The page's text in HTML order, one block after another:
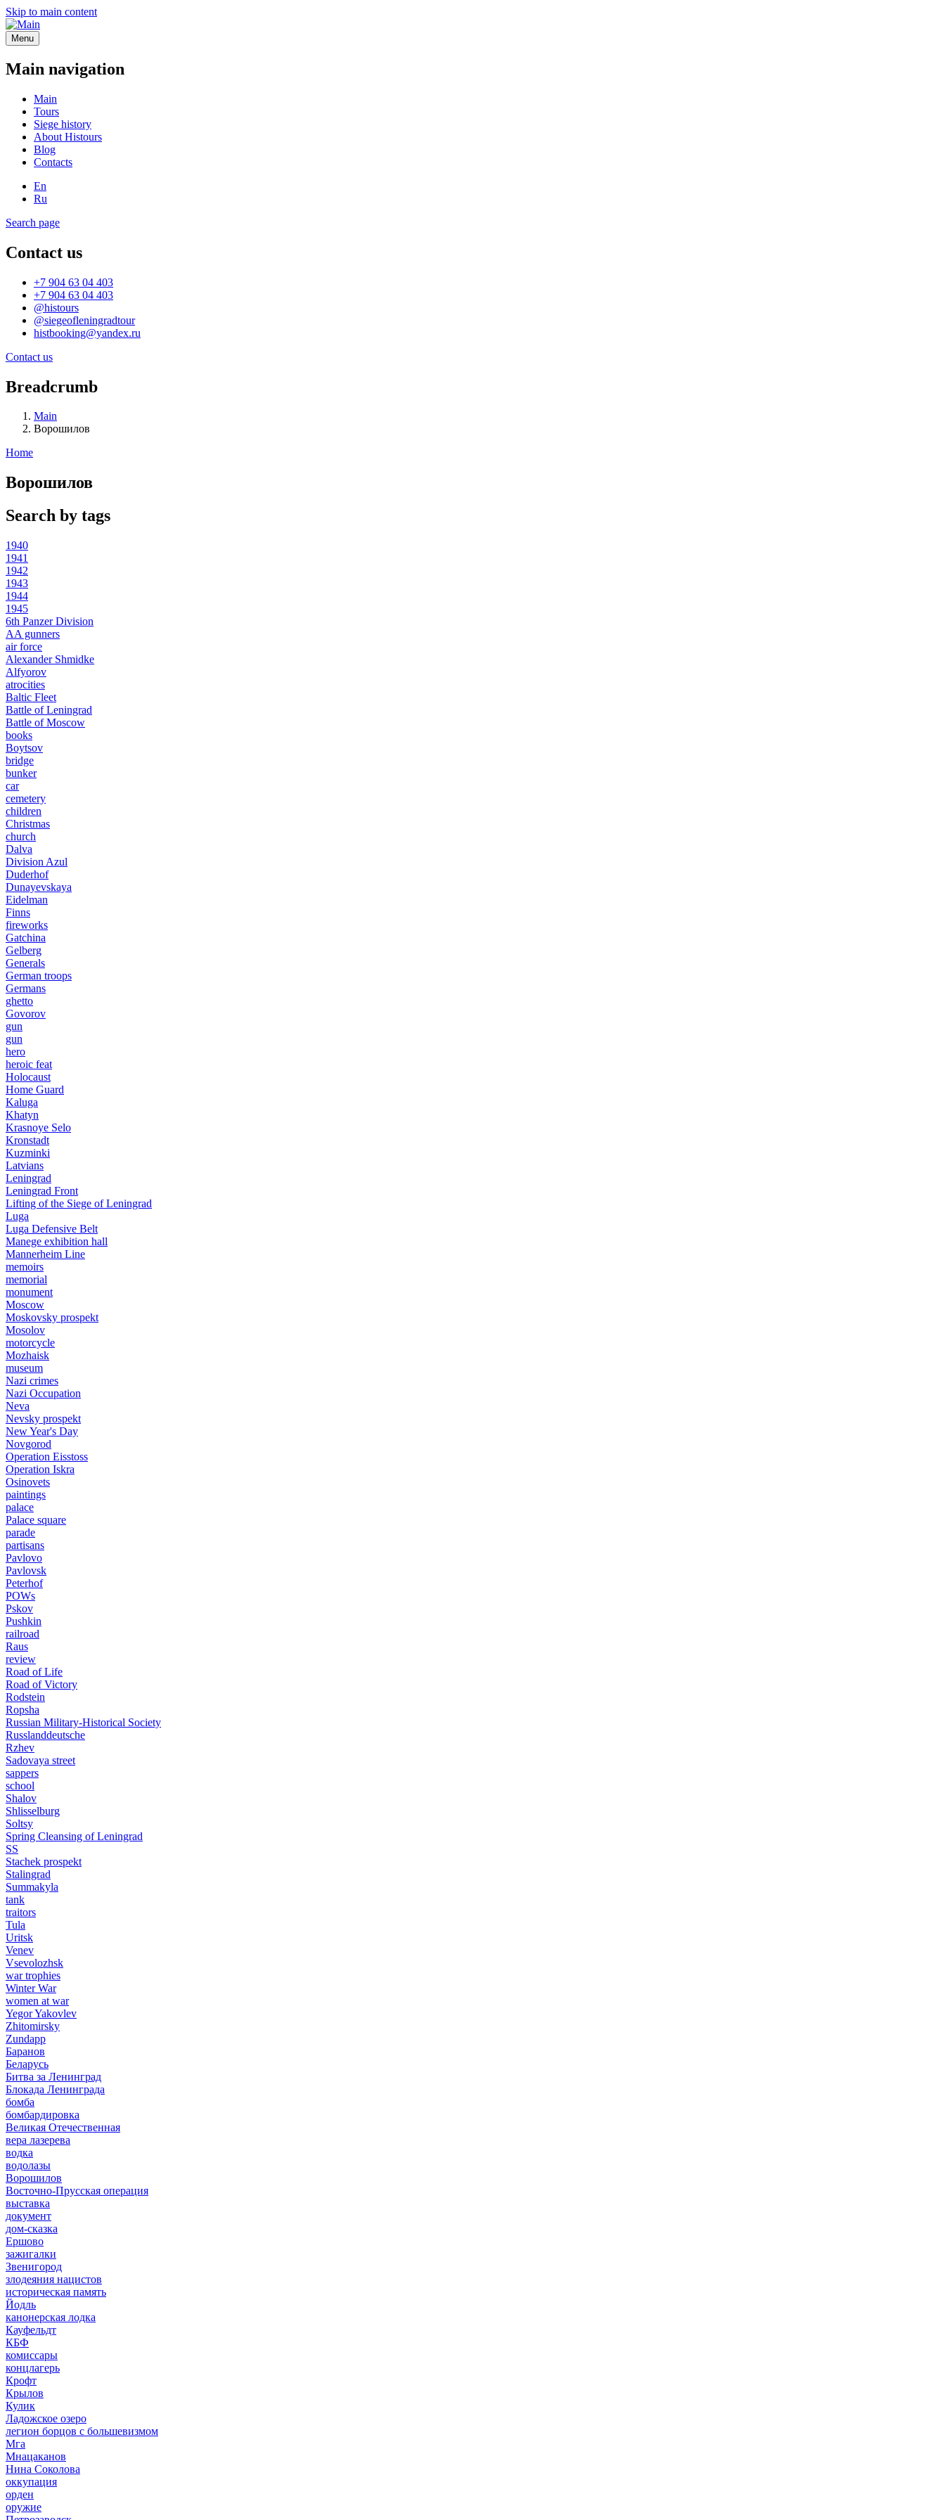
Skip to main content
Menu
Main navigation
Main
Tours
Siege history
About Histours
Blog
Contacts
En
Ru
Search page
Contact us
+7 904 63 04 403
+7 904 63 04 403
@histours
@siegeofleningradtour
histbooking@yandex.ru
Contact us
Breadcrumb
Main
Ворошилов
Home
Ворошилов
Search by tags
1940
1941
1942
1943
1944
1945
6th Panzer Division
AA gunners
air force
Alexander Shmidke
Alfyorov
atrocities
Baltic Fleet
Battle of Leningrad
Battle of Moscow
books
Boytsov
bridge
bunker
car
cemetery
children
Christmas
church
Dalva
Division Azul
Duderhof
Dunayevskaya
Eidelman
Finns
fireworks
Gatchina
Gelberg
Generals
German troops
Germans
ghetto
Govorov
gun
gun
hero
heroic feat
Holocaust
Home Guard
Kaluga
Khatyn
Krasnoye Selo
Kronstadt
Kuzminki
Latvians
Leningrad
Leningrad Front
Lifting of the Siege of Leningrad
Luga
Luga Defensive Belt
Manege exhibition hall
Mannerheim Line
memoirs
memorial
monument
Moscow
Moskovsky prospekt
Mosolov
motorcycle
Mozhaisk
museum
Nazi crimes
Nazi Occupation
Neva
Nevsky prospekt
New Year's Day
Novgorod
Operation Eisstoss
Operation Iskra
Osinovets
paintings
palace
Palace square
parade
partisans
Pavlovo
Pavlovsk
Peterhof
POWs
Pskov
Pushkin
railroad
Raus
review
Road of Life
Road of Victory
Rodstein
Ropsha
Russian Military-Historical Society
Russlanddeutsche
Rzhev
Sadovaya street
sappers
school
Shalov
Shlisselburg
Soltsy
Spring Cleansing of Leningrad
SS
Stachek prospekt
Stalingrad
Summakyla
tank
traitors
Tula
Uritsk
Venev
Vsevolozhsk
war trophies
Winter War
women at war
Yegor Yakovlev
Zhitomirsky
Zundapp
Баранов
Беларусь
Битва за Ленинград
Блокада Ленинграда
бомба
бомбардировка
Великая Отечественная
вера лазерева
водка
водолазы
Ворошилов
Восточно-Прусская операция
выставка
документ
дом-сказка
Ершово
зажигалки
Звенигород
злодеяния нацистов
историческая память
Йодль
канонерская лодка
Кауфельдт
КБФ
комиссары
концлагерь
Крофт
Крылов
Кулик
Ладожское озеро
легион борцов с большевизмом
Мга
Мнацаканов
Нина Соколова
оккупация
орден
оружие